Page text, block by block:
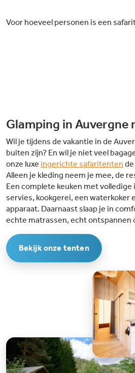
Voor hoeveel personen is een
Glamping in Auvergne
Wil je tijdens de vakantie in de
buiten zijn? En wil je niet veel
onze luxe ingerichte safaritenten
Alleen je kleding neem je mee, de
Een complete keuken met
servies, kookgerei, een waterkoker
apparaat. Daarnaast slaap je in
echte matrassen, echt ontspannen
Bekijk onze tenten